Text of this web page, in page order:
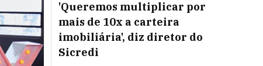
'Queremos multiplicar por
mais de 10x a carteira
imobiliária', diz diretor do
Sicredi